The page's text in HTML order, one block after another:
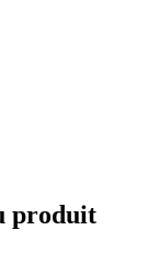
produit